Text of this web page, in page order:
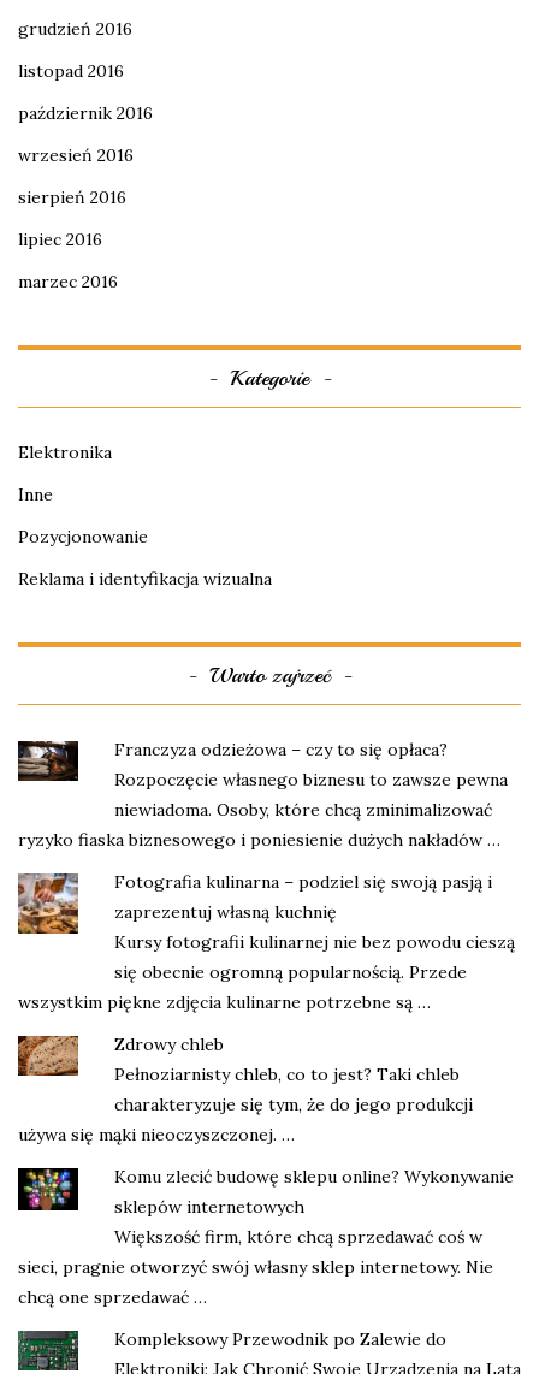
grudzień 2016
listopad 2016
październik 2016
wrzesień 2016
sierpień 2016
lipiec 2016
marzec 2016
Kategorie
Elektronika
Inne
Pozycjonowanie
Reklama i identyfikacja wizualna
Warto zajrzeć
Franczyza odzieżowa – czy to się opłaca?
Rozpoczęcie własnego biznesu to zawsze pewna
niewiadoma. Osoby, które chcą zminimalizować
ryzyko fiaska biznesowego i poniesienie dużych nakładów …
Fotografia kulinarna – podziel się swoją pasją i
zaprezentuj własną kuchnię
Kursy fotografii kulinarnej nie bez powodu cieszą
się obecnie ogromną popularnością. Przede
wszystkim piękne zdjęcia kulinarne potrzebne są …
Zdrowy chleb
Pełnoziarnisty chleb, co to jest? Taki chleb
charakteryzuje się tym, że do jego produkcji
używa się mąki nieoczyszczonej. …
Komu zlecić budowę sklepu online? Wykonywanie
sklepów internetowych
Większość firm, które chcą sprzedawać coś w
sieci, pragnie otworzyć swój własny sklep internetowy. Nie
chcą one sprzedawać …
Kompleksowy Przewodnik po Zalewie do
Elektroniki: Jak Chronić Swoje Urządzenia na Lata